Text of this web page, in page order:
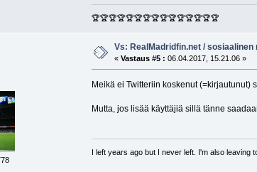
🏆🏆🏆🏆🏆🏆🏆🏆🏆🏆🏆🏆🏆🏆🏆
Vs: RealMadridfin.net / sosiaalinen
«Vastaus #5 : 06.04.2017, 15.21.06 »
Meikä ei Twitteriin koskenut (=kirjautunut)
Mutta, jos lisää käyttäjiä sillä tänne
I left years ago but I never left. I'm also